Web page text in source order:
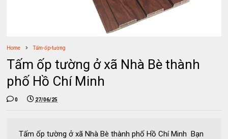
Home Tấm-ốp-tường
Tấm ốp tường ở xã Nhà Bè thành
phố Hồ Chí Minh
0 27/06/25
Tấm ốp tường ở xã Nhà Bè thành phố Hồ Chí Minh Bạn